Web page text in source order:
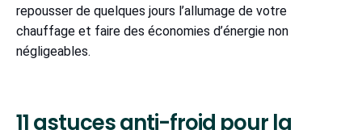
repousser de quelques jours l’allumage de votre
chauffage et faire des économies d’énergie non
négligeables.
11 astuces anti-froid pour la